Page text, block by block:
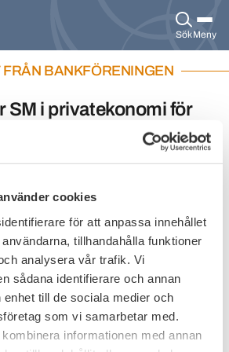
cookies
för att anpassa innehållet
tillhandahålla funktioner
analysera vår trafik. Vi
sådana identifierare och annan
enhet till de sociala medier och
som vi samarbetar med.
informationen med annan
SökMeny
FRÅN BANKFÖRENINGEN
SM i privatekonomi för
dags för 2026 års upplaga av
Hjälp till att sprida
lovvärda tävling!
2026